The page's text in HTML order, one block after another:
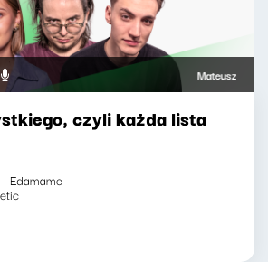
Mateusz
czyli każda lista
Edamame